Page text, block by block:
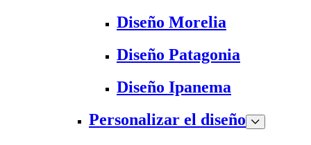
Diseño Morelia
Diseño Patagonia
Diseño Ipanema
Personalizar el diseño